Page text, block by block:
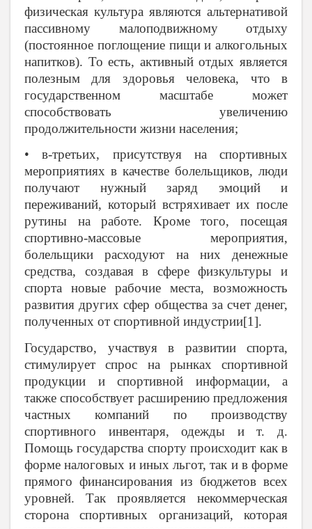
физическая культура являются альтернативой
пассивному малоподвижному отдыху
(постоянное поглощение пищи и алкогольных
напитков). То есть, активный отдых является
полезным для здоровья человека, что в
государственном масштабе может
способствовать увеличению
продолжительности жизни населения;
• в-третьих, присутствуя на спортивных
мероприятиях в качестве болельщиков, люди
получают нужный заряд эмоций и
переживаний, который встряхивает их после
рутины на работе. Кроме того, посещая
спортивно-массовые мероприятия,
болельщики расходуют на них денежные
средства, создавая в сфере физкультуры и
спорта новые рабочие места, возможность
развития других сфер общества за счет денег,
полученных от спортивной индустрии[1].
Государство, участвуя в развитии спорта,
стимулирует спрос на рынках спортивной
продукции и спортивной информации, а
также способствует расширению предложения
частных компаний по производству
спортивного инвентаря, одежды и т. д.
Помощь государства спорту происходит как в
форме налоговых и иных льгот, так и в форме
прямого финансирования из бюджетов всех
уровней. Так проявляется некоммерческая
сторона спортивных организаций, которая